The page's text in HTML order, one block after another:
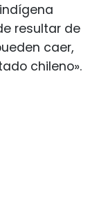
resultar de
caer,
chileno».